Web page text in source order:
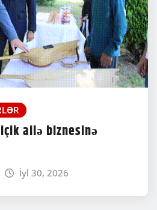
ailə biznesinə
İyl 30, 2026